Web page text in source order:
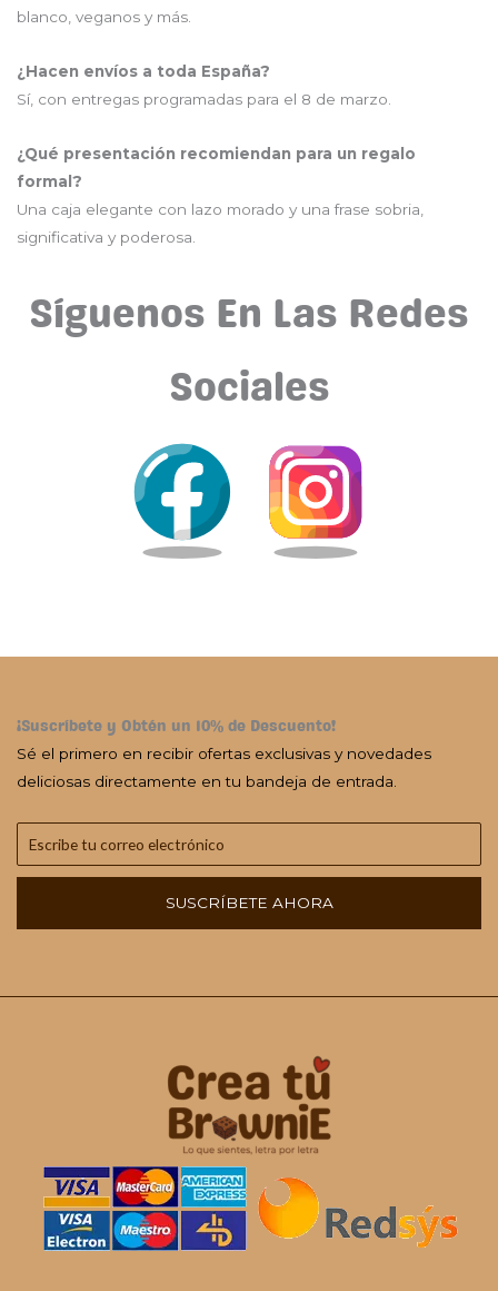
blanco, veganos y más.
¿Hacen envíos a toda España?
Sí, con entregas programadas para el 8 de marzo.
¿Qué presentación recomiendan para un regalo
formal?
Una caja elegante con lazo morado y una frase sobria,
significativa y poderosa.
Síguenos En Las Redes
Sociales
¡Suscríbete y Obtén un 10% de Descuento!
Sé el primero en recibir ofertas exclusivas y novedades
deliciosas directamente en tu bandeja de entrada.
SUSCRÍBETE AHORA